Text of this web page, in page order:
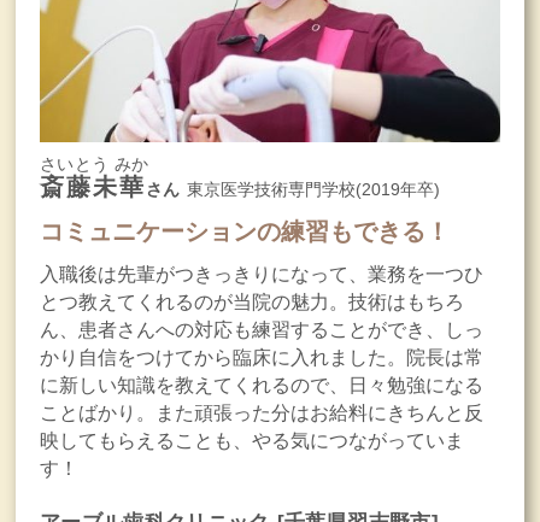
さいとう みか
斎藤未華 さん 東京医学技術専門学校(2019年卒)
コミュニケーションの練習もできる！
入職後は先輩がつきっきりになって、業務を一つひ
とつ教えてくれるのが当院の魅力。技術はもちろ
ん、患者さんへの対応も練習することができ、しっ
かり自信をつけてから臨床に入れました。院長は常
に新しい知識を教えてくれるので、日々勉強になる
ことばかり。また頑張った分はお給料にきちんと反
映してもらえることも、やる気につながっていま
す！